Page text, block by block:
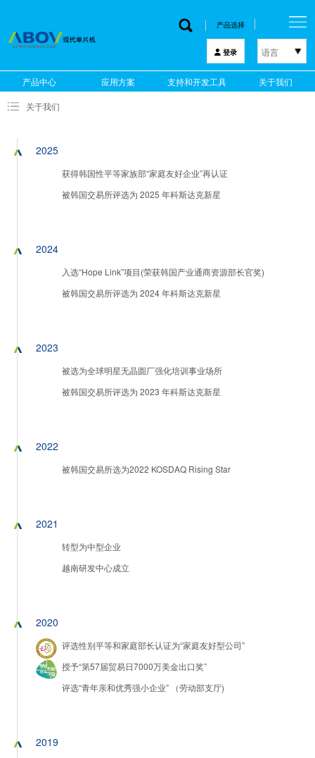
产品选择
登录 语言
한국어
English
产品中心 应用方案 支持和开发工具 关于我们
关于我们
2025
获得韩国性平等家族部“家庭友好企业”再认证
被韩国交易所评选为 2025 年科斯达克新星
2024
入选“Hope Link”项目(荣获韩国产业通商资源部长官奖)
被韩国交易所评选为 2024 年科斯达克新星
2023
被选为全球明星无晶圆厂强化培训事业场所
被韩国交易所评选为 2023 年科斯达克新星
2022
被韩国交易所选为2022 KOSDAQ Rising Star
2021
转型为中型企业
越南研发中心成立
2020
评选性别平等和家庭部长认证为“家庭友好型公司”
授予“第57届贸易日7000万美金出口奖”
评选“青年亲和优秀强小企业” （劳动部支厅)
2019